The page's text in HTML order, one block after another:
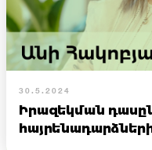
30.5.2024
Իրազեկման